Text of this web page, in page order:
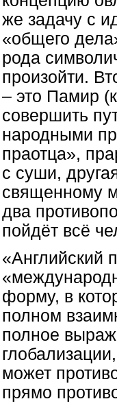
же задачу с
«общего
рода
произойти.
– это Памир
совершить
народными
праотца»,
с суши,
священному
два
пойдёт всё
«Английский
форму, в
полном
полное
может
прямо